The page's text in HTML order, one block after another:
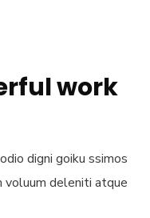
work
digni goiku ssimos
voluum deleniti atque